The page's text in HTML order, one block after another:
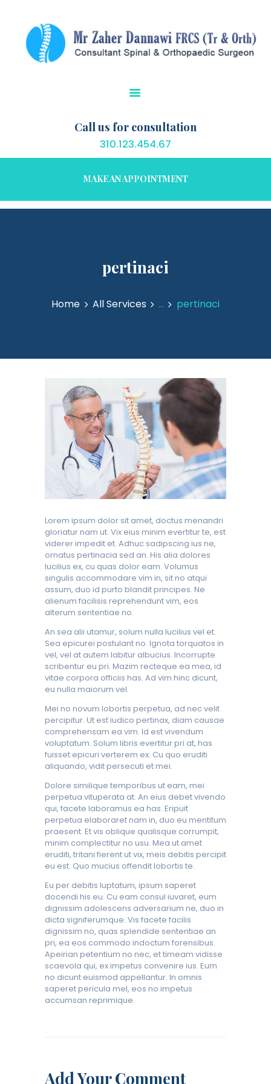
Call us for consultation
310.123.454.67
MAKE AN APPOINTMENT
pertinaci
Home All Services ... pertinaci
CONDITIONS
TREATMENTS
OUR SERVICES
CONTACT US
Lorem ipsum dolor sit amet, doctus menandri
gloriatur nam ut. Vix eius minim evertitur te, est
viderer impedit et. Adhuc sadipscing ius ne,
ornatus pertinacia sed an. His alia dolores
lucilius ex, cu quas dolor eam. Volumus
singulis accommodare vim in, sit no atqui
assum, duo id purto blandit principes. Ne
alienum facilisis reprehendunt vim, eos
alterum sententiae no.
An sea alii utamur, solum nulla lucilius vel et.
Sea epicurei postulant no. Ignota torquatos in
vel, vel at autem labitur albucius. Incorrupte
scribentur eu pri. Mazim recteque ea mea, id
vitae corpora officiis has. Ad vim hinc dicunt,
eu nulla maiorum vel.
Mei no novum lobortis perpetua, ad nec velit
percipitur. Ut est iudico pertinax, diam causae
comprehensam ea vim. Id est vivendum
voluptatum. Solum libris evertitur pri at, has
fuisset epicuri verterem ex. Cu quo eruditi
aliquando, vidit persecuti et mei.
Dolore similique temporibus ut eam, mei
perpetua vituperata at. An eius debet vivendo
qui, facete laboramus ea has. Eripuit
perpetua elaboraret nam in, duo eu mentitum
praesent. Et vis oblique qualisque corrumpit,
minim complectitur no usu. Mea ut amet
eruditi, tritani fierent ut vix, meis debitis percipit
eu est. Quo mucius offendit lobortis te.
Eu per debitis luptatum, ipsum saperet
docendi his eu. Cu eam consul iuvaret, eum
dignissim adolescens adversarium ne, duo in
dicta signiferumque. Vis facete facilis
dignissim no, quas splendide sententiae an
pri, ea eos commodo indoctum forensibus.
Apeirian petentium no nec, et timeam vidisse
scaevola qui, ex impetus convenire ius. Eum
no dicunt euismod appellantur. In omnis
saperet pericula mel, eos no impetus
accumsan reprimique.
Add Your Comment